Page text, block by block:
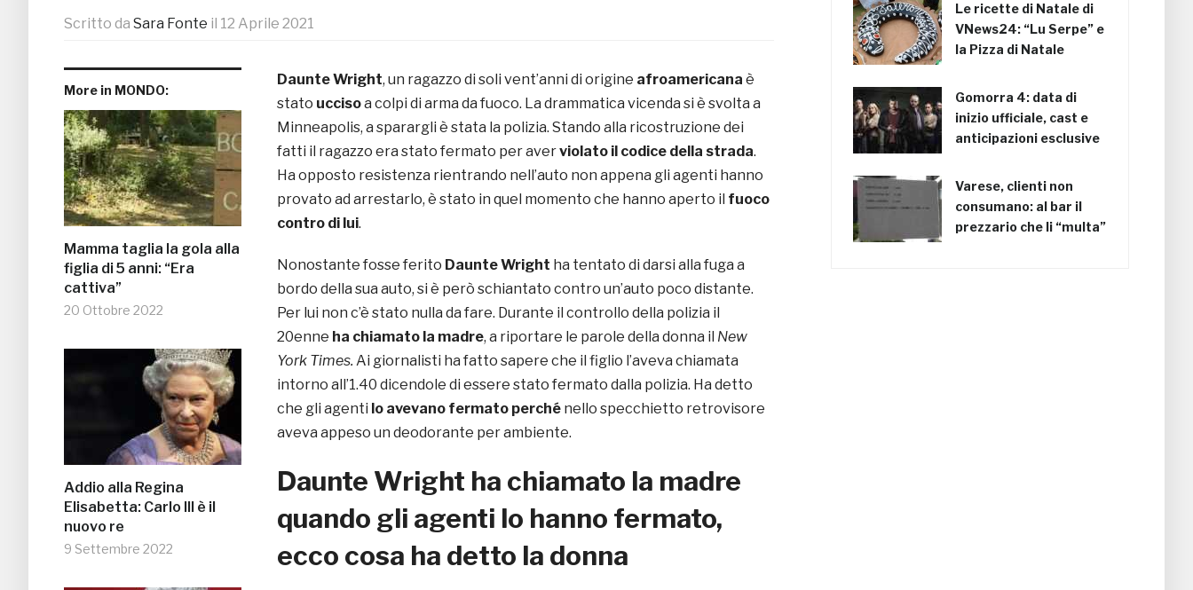
Scritto da Sara Fonte il 12 Aprile 2021
More in MONDO:
Mamma taglia la gola alla
figlia di 5 anni: “Era
cattiva”
20 Ottobre 2022
Addio alla Regina
Elisabetta: Carlo III è il
nuovo re
9 Settembre 2022
Daunte Wright, un ragazzo di soli vent’anni di origine afroamericana è
stato uccisoa colpi di arma da fuoco. La drammatica vicenda si è svolta a
Minneapolis, a sparargli è stata la polizia. Stando alla ricostruzione dei
fatti il ragazzo era stato fermato per averviolato il codice della strada.
Ha opposto resistenza rientrando nell’auto non appena gli agenti hanno
provato ad arrestarlo, è stato in quel momento che hanno aperto il fuoco
contro di lui.
Nonostante fosse ferito Daunte Wright ha tentato di darsi alla fuga a
bordo della sua auto, si è però schiantato contro un’auto poco distante.
Per lui non c’è stato nulla da fare. Durante il controllo della polizia il
20enne ha chiamato la madre, a riportare le parole della donna il New
York Times. Ai giornalisti ha fatto sapere che il figlio l’aveva chiamata
intorno all’1.40 dicendole di essere stato fermato dalla polizia. Ha detto
che gli agenti lo avevano fermato perché nello specchietto retrovisore
aveva appeso un deodorante per ambiente.
Daunte Wright ha chiamato la madre
quando gli agenti lo hanno fermato,
ecco cosa ha detto la donna
Le ricette di Natale di
VNews24: “Lu Serpe” e
la Pizza di Natale
Gomorra 4: data di
inizio ufficiale, cast e
anticipazioni esclusive
Varese, clienti non
consumano: al bar il
prezzario che li “multa”